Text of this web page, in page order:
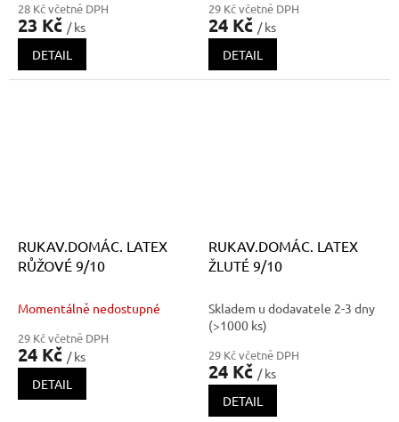
28 Kč včetně DPH
23 Kč / ks
DETAIL
29 Kč včetně DPH
24 Kč / ks
DETAIL
RUKAV.DOMÁC. LATEX
RŮŽOVÉ 9/10
Momentálně nedostupné
29 Kč včetně DPH
24 Kč / ks
DETAIL
RUKAV.DOMÁC. LATEX
ŽLUTÉ 9/10
Skladem u dodavatele 2-3 dny
(>1000 ks)
29 Kč včetně DPH
24 Kč / ks
DETAIL